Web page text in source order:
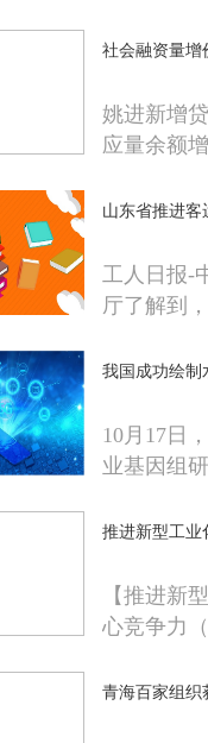
社会融资量增
姚进新增
应量余额
山东省推进客
工人日报-
厅了解到
我国成功绘制
10月17日
业基因组
推进新型工
【推进新
心竞争力（
青海百家组织